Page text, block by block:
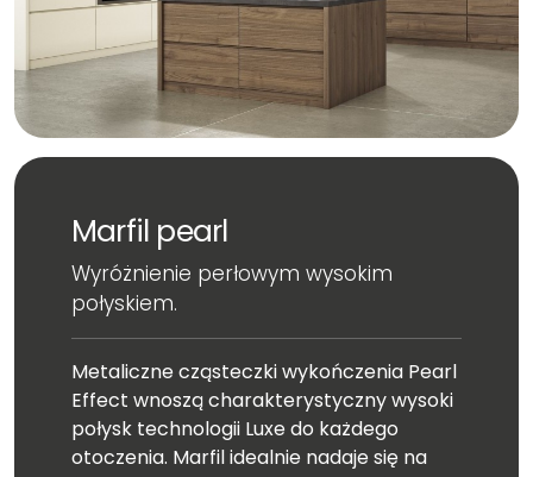
Marfil pearl
Wyróżnienie perłowym wysokim
połyskiem.
Metaliczne cząsteczki wykończenia Pearl
Effect wnoszą charakterystyczny wysoki
połysk technologii Luxe do każdego
otoczenia. Marfil idealnie nadaje się na